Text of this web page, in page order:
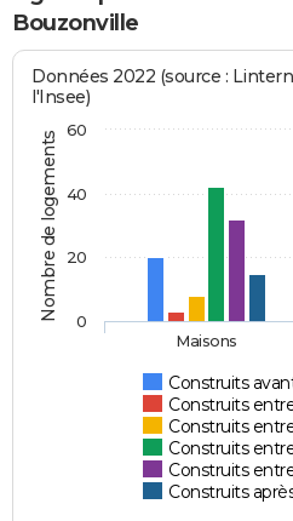
Bouzonville
Nombre de logements
Données 2022 (source :
l'Insee)
Construits
Construits
Construits
Construits
Construits
Construits
Maisons
0
20
40
60